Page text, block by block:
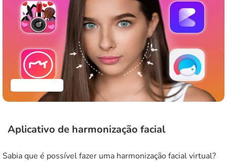
Aplicativo de harmonização facial
Sabia que é possível fazer uma harmonização facial virtual?